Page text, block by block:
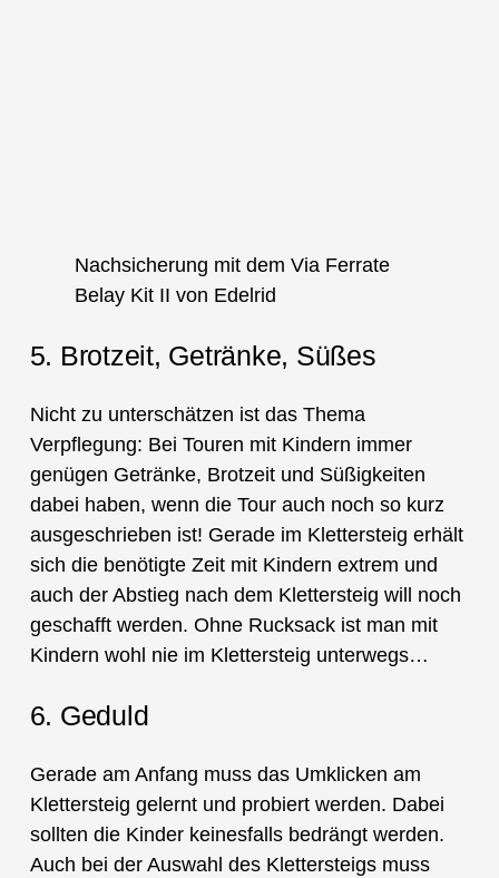
Nachsicherung mit dem Via Ferrate
Belay Kit II von Edelrid
5. Brotzeit, Getränke, Süßes
Nicht zu unterschätzen ist das Thema
Verpflegung: Bei Touren mit Kindern immer
genügen Getränke, Brotzeit und Süßigkeiten
dabei haben, wenn die Tour auch noch so kurz
ausgeschrieben ist! Gerade im Klettersteig erhält
sich die benötigte Zeit mit Kindern extrem und
auch der Abstieg nach dem Klettersteig will noch
geschafft werden. Ohne Rucksack ist man mit
Kindern wohl nie im Klettersteig unterwegs…
6. Geduld
Gerade am Anfang muss das Umklicken am
Klettersteig gelernt und probiert werden. Dabei
sollten die Kinder keinesfalls bedrängt werden.
Auch bei der Auswahl des Klettersteigs muss